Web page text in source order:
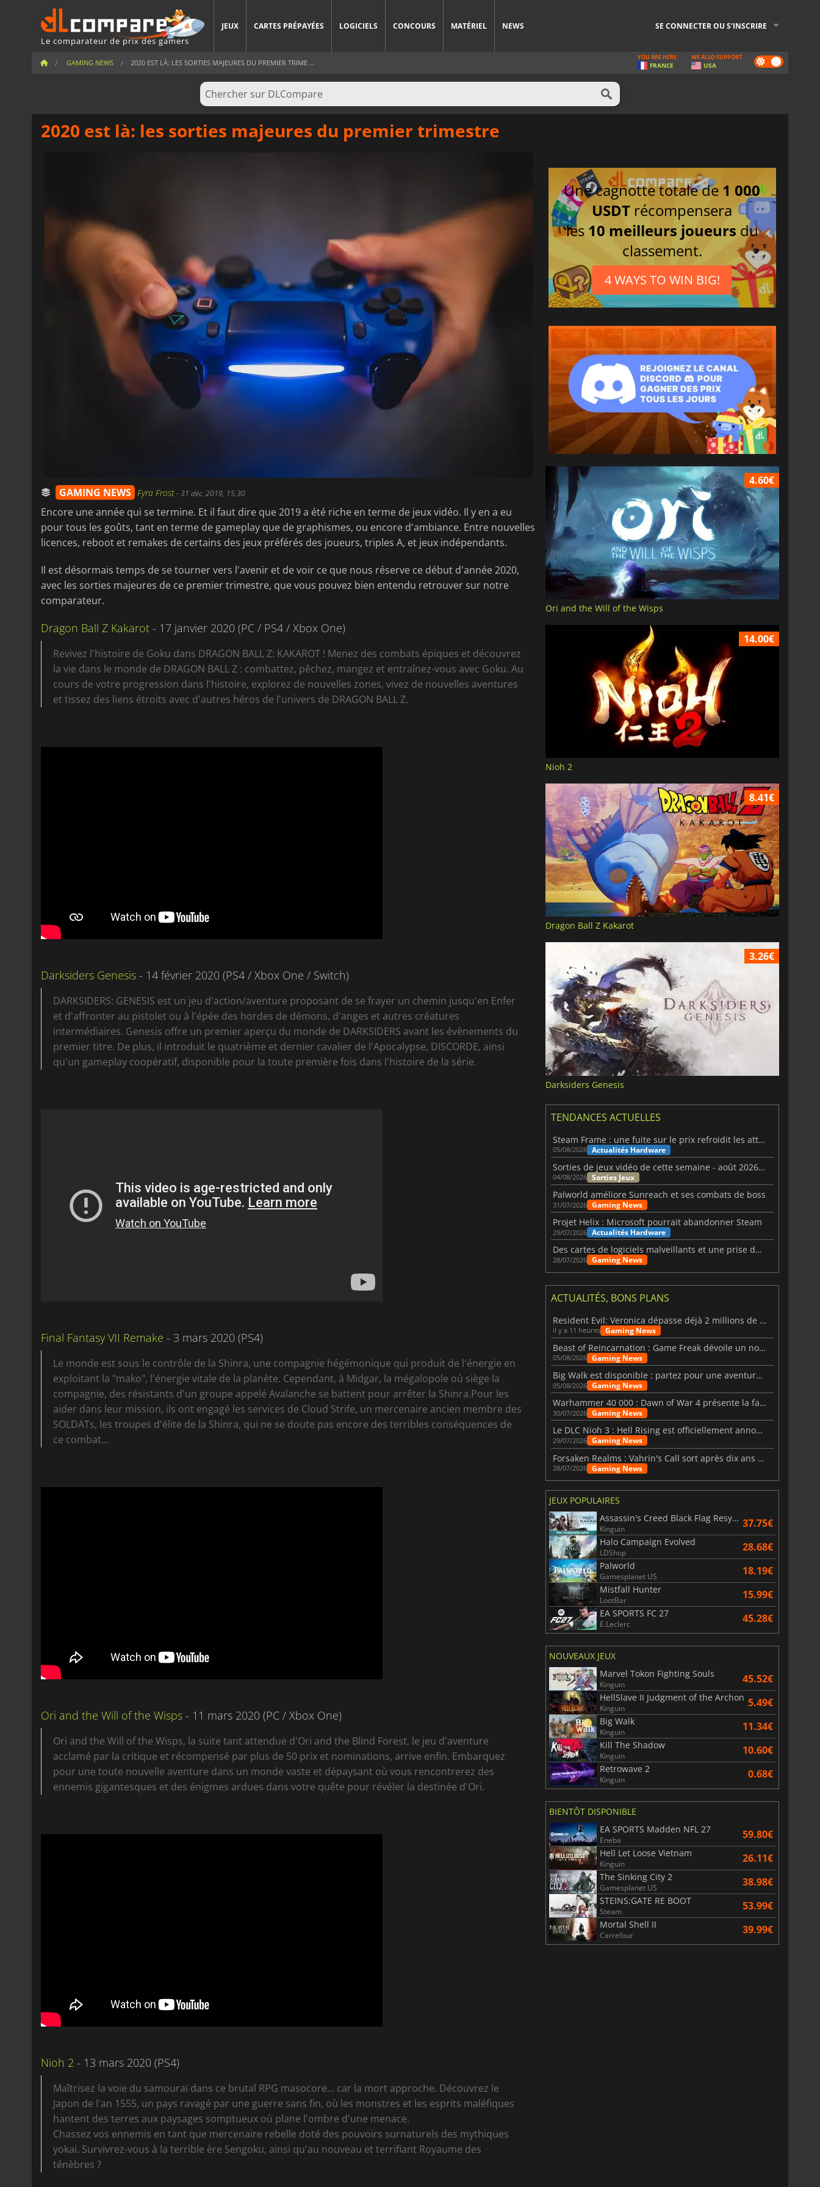
Le comparateur de prix des gamers
JEUX CARTES PRÉPAYÉES LOGICIELS CONCOURS MATÉRIEL NEWS SE CONNECTER OU S'INSCRIRE
GAMING NEWS 2020 EST LÀ: LES SORTIES MAJEURES DU PREMIER TRIME ... Dark
mode
YOU ARE HERE
FRANCE
WE ALSO SUPPORT
USA
2020 est là: les sorties majeures du premier trimestre
GAMING NEWS Fyra Frost-31 déc. 2019, 15:30
Encore une année qui se termine. Et il faut dire que 2019 a été riche en terme de jeux vidéo. Il y en a eu
pour tous les goûts, tant en terme de gameplay que de graphismes, ou encore d'ambiance. Entre nouvelles
licences, reboot et remakes de certains des jeux préférés des joueurs, triples A, et jeux indépendants.
Il est désormais temps de se tourner vers l'avenir et de voir ce que nous réserve ce début d'année 2020,
avec les sorties majeures de ce premier trimestre, que vous pouvez bien entendu retrouver sur notre
comparateur.
Dragon Ball Z Kakarot - 17 janvier 2020 (PC / PS4 / Xbox One)
Revivez l'histoire de Goku dans DRAGON BALL Z: KAKAROT ! Menez des combats épiques et découvrez
la vie dans le monde de DRAGON BALL Z : combattez, pêchez, mangez et entraînez-vous avec Goku. Au
cours de votre progression dans l'histoire, explorez de nouvelles zones, vivez de nouvelles aventures
et tissez des liens étroits avec d'autres héros de l'univers de DRAGON BALL Z.
Darksiders Genesis - 14 février 2020 (PS4 / Xbox One / Switch)
DARKSIDERS: GENESIS est un jeu d'action/aventure proposant de se frayer un chemin jusqu'en Enfer
et d'affronter au pistolet ou à l'épée des hordes de démons, d'anges et autres créatures
intermédiaires. Genesis offre un premier aperçu du monde de DARKSIDERS avant les évènements du
premier titre. De plus, il introduit le quatrième et dernier cavalier de l'Apocalypse, DISCORDE, ainsi
qu'un gameplay coopératif, disponible pour la toute première fois dans l'histoire de la série.
Final Fantasy VII Remake - 3 mars 2020 (PS4)
Le monde est sous le contrôle de la Shinra, une compagnie hégémonique qui produit de l'énergie en
exploitant la "mako", l'énergie vitale de la planète. Cependant, à Midgar, la mégalopole où siège la
compagnie, des résistants d'un groupe appelé Avalanche se battent pour arrêter la Shinra.Pour les
aider dans leur mission, ils ont engagé les services de Cloud Strife, un mercenaire ancien membre des
SOLDATs, les troupes d'élite de la Shinra, qui ne se doute pas encore des terribles conséquences de
ce combat...
Ori and the Will of the Wisps - 11 mars 2020 (PC / Xbox One)
Ori and the Will of the Wisps, la suite tant attendue d'Ori and the Blind Forest, le jeu d'aventure
acclamé par la critique et récompensé par plus de 50 prix et nominations, arrive enfin. Embarquez
pour une toute nouvelle aventure dans un monde vaste et dépaysant où vous rencontrerez des
ennemis gigantesques et des énigmes ardues dans votre quête pour révéler la destinée d'Ori.
Nioh 2 - 13 mars 2020 (PS4)
Maîtrisez la voie du samouraï dans ce brutal RPG masocore... car la mort approche. Découvrez le
Japon de l'an 1555, un pays ravagé par une guerre sans fin, où les monstres et les esprits maléfiques
hantent des terres aux paysages somptueux où plane l'ombre d'une menace.
Chassez vos ennemis en tant que mercenaire rebelle doté des pouvoirs surnaturels des mythiques
yokai. Survivrez-vous à la terrible ère Sengoku, ainsi qu'au nouveau et terrifiant Royaume des
ténèbres ?
Une cagnotte totale de 1 000
USDT récompensera
les 10 meilleurs joueurs du
classement.
4 WAYS TO WIN BIG!
4.60€
Ori and the Will of the Wisps
14.00€
Nioh 2
8.41€
Dragon Ball Z Kakarot
3.26€
Darksiders Genesis
TENDANCES ACTUELLES
Steam Frame : une fuite sur le prix refroidit les attentes VR
05/08/2026 Actualités Hardware
Sorties de jeux vidéo de cette semaine - août 2026 (semaine 32)
04/08/2026 Sorties Jeux
Palworld améliore Sunreach et ses combats de boss
31/07/2026 Gaming News
Projet Helix : Microsoft pourrait abandonner Steam
29/07/2026 Actualités Hardware
Des cartes de logiciels malveillants et une prise de contrôle de Discord ont touché Meccha Chameleon
28/07/2026 Gaming News
ACTUALITÉS, BONS PLANS
Resident Evil: Veronica dépasse déjà 2 millions de wishlists
il y a 11 heures Gaming News
Beast of Reincarnation : Game Freak dévoile un nouveau pari
05/08/2026 Gaming News
Big Walk est disponible : partez pour une aventure entre amis
05/08/2026 Gaming News
Warhammer 40 000 : Dawn of War 4 présente la faction des Nécrons
30/07/2026 Gaming News
Le DLC Nioh 3 : Hell Rising est officiellement annoncé
29/07/2026 Gaming News
Forsaken Realms : Vahrin's Call sort après dix ans de développement
28/07/2026 Gaming News
JEUX POPULAIRES
Assassin's Creed Black Flag Resynced
Kinguin 37.75€
Halo Campaign Evolved
LDShop 28.68€
Palworld
Gamesplanet US 18.19€
Mistfall Hunter
LootBar 15.99€
EA SPORTS FC 27
E.Leclerc 45.28€
NOUVEAUX JEUX
Marvel Tokon Fighting Souls
Kinguin 45.52€
HellSlave II Judgment of the Archon
Kinguin 5.49€
Big Walk
Kinguin 11.34€
Kill The Shadow
Kinguin 10.60€
Retrowave 2
Kinguin 0.68€
BIENTÔT DISPONIBLE
EA SPORTS Madden NFL 27
Eneba 59.80€
Hell Let Loose Vietnam
Kinguin 26.11€
The Sinking City 2
Gamesplanet US 38.98€
STEINS;GATE RE BOOT
Steam 53.99€
Mortal Shell II
Carrefour 39.99€